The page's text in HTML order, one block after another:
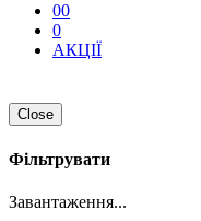
00
0
АКЦІЇ
Close
Фільтрувати
Завантаження...